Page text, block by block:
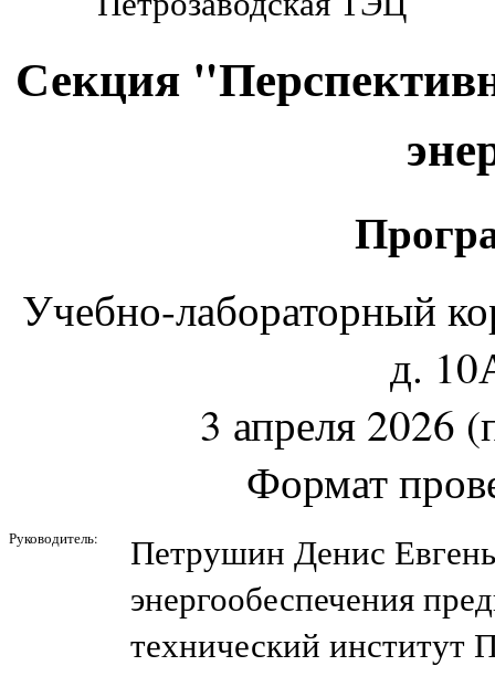
Секция
Учебно-лабораторный
д.
3 апреля 2026
Формат
Руководитель:
Петрушин Денис
энергообеспечения
технический институт